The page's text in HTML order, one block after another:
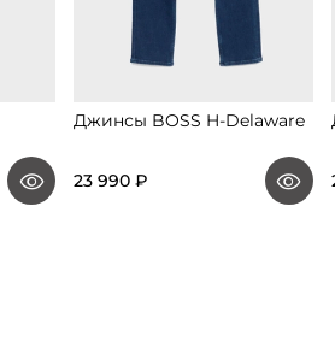
Джинсы BOSS H-Delaware
23 990 ₽